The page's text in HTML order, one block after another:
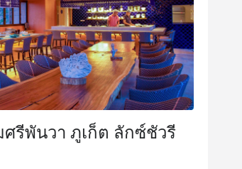
ศรีพันวา ภูเก็ต ลักซ์ชัวรี